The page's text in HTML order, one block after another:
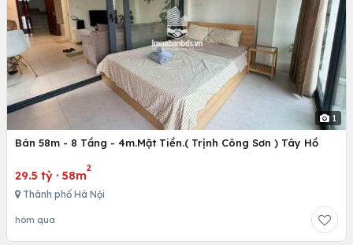
1
Bán 58m - 8 Tầng - 4m.Mặt Tiền.( Trịnh Công Sơn ) Tây Hồ
29.5 tỷ · 58m
2
Thành phố Hà Nội
hôm qua